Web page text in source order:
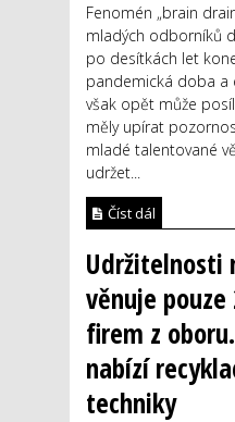
Fenomén „brain
mladých odborníků
po desítkách let
pandemická doba a
však opět může
měly upírat
mladé talentované
udržet...
Číst dál
Udržitelnosti
věnuje
firem z
nabízí
techniky